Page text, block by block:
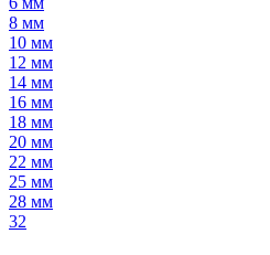
8 мм
10 мм
12 мм
14 мм
16 мм
18 мм
20 мм
22 мм
25 мм
28 мм
32